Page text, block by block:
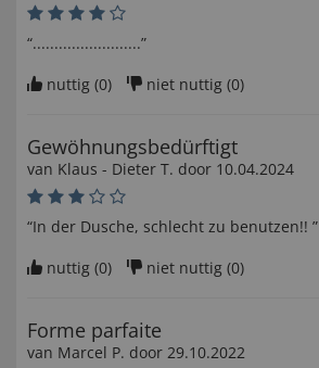
“.........................”
nuttig (0) niet nuttig (0)
Gewöhnungsbedürftigt
van Klaus - Dieter T. door 10.04.2024
“In der Dusche, schlecht zu benutzen!! ”
nuttig (0) niet nuttig (0)
Forme parfaite
van Marcel P. door 29.10.2022